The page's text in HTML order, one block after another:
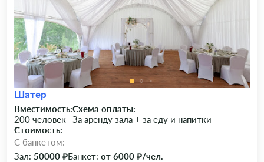
Шатер
Вместимость:
200 человек
Схема оплаты:
За аренду зала + за еду и напитки
Стоимость:
C банкетом:
Зал: 50000 ₽Банкет: от 6000 ₽/чел.